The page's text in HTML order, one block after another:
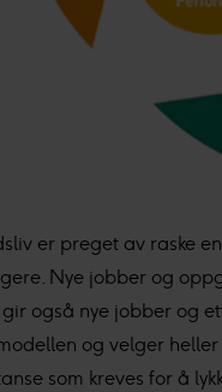
er preget av raske
Nye jobber og
gir også nye jobber og
og velger
som kreves for å